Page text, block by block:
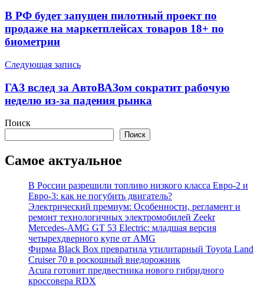
по
записям
В РФ будет запущен пилотный проект по
продаже на маркетплейсах товаров 18+ по
биометрии
Следующая запись
ГАЗ вслед за АвтоВАЗом сократит рабочую
неделю из-за падения рынка
Поиск
Поиск
Самое актуальное
В России разрешили топливо низкого класса Евро-2 и
Евро-3: как не погубить двигатель?
Электрический премиум: Особенности, регламент и
ремонт технологичных электромобилей Zeekr
Mercedes-AMG GT 53 Electric: младшая версия
четырехдверного купе от AMG
Фирма Black Box превратила утилитарный Toyota Land
Cruiser 70 в роскошный внедорожник
Acura готовит предвестника нового гибридного
кроссовера RDX